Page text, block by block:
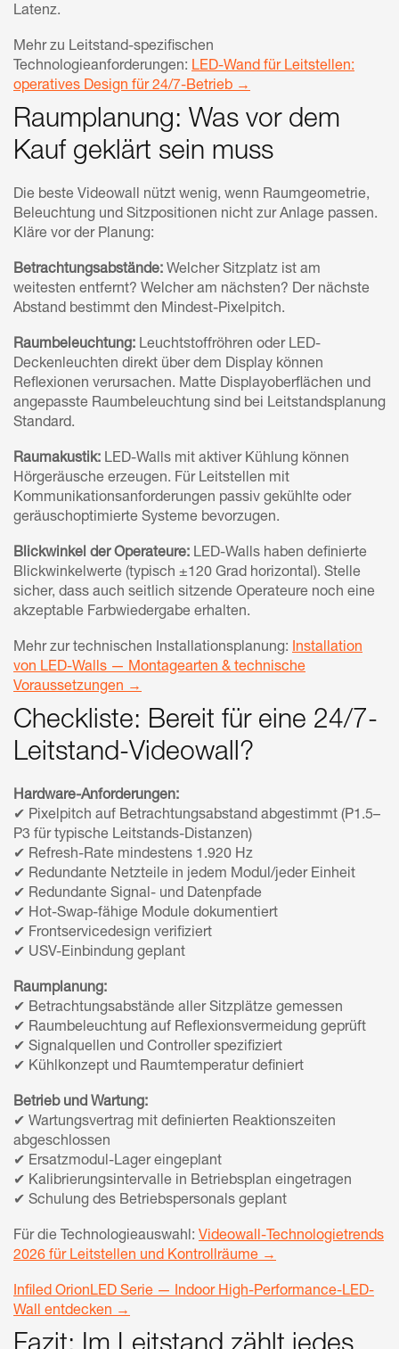
Latenz.
Mehr zu Leitstand-spezifischen
Technologieanforderungen: LED-Wand für Leitstellen:
operatives Design für 24/7-Betrieb →
Raumplanung: Was vor dem
Kauf geklärt sein muss
Die beste Videowall nützt wenig, wenn Raumgeometrie,
Beleuchtung und Sitzpositionen nicht zur Anlage passen.
Kläre vor der Planung:
Betrachtungsabstände: Welcher Sitzplatz ist am
weitesten entfernt? Welcher am nächsten? Der nächste
Abstand bestimmt den Mindest-Pixelpitch.
Raumbeleuchtung: Leuchtstoffröhren oder LED-
Deckenleuchten direkt über dem Display können
Reflexionen verursachen. Matte Displayoberflächen und
angepasste Raumbeleuchtung sind bei Leitstandsplanung
Standard.
Raumakustik: LED-Walls mit aktiver Kühlung können
Hörgeräusche erzeugen. Für Leitstellen mit
Kommunikationsanforderungen passiv gekühlte oder
geräuschoptimierte Systeme bevorzugen.
Blickwinkel der Operateure: LED-Walls haben definierte
Blickwinkelwerte (typisch ±120 Grad horizontal). Stelle
sicher, dass auch seitlich sitzende Operateure noch eine
akzeptable Farbwiedergabe erhalten.
Mehr zur technischen Installationsplanung: Installation
von LED-Walls — Montagearten & technische
Voraussetzungen →
Checkliste: Bereit für eine 24/7-
Leitstand-Videowall?
Hardware-Anforderungen:
✔ Pixelpitch auf Betrachtungsabstand abgestimmt (P1.5–
P3 für typische Leitstands-Distanzen)
✔ Refresh-Rate mindestens 1.920 Hz
✔ Redundante Netzteile in jedem Modul/jeder Einheit
✔ Redundante Signal- und Datenpfade
✔ Hot-Swap-fähige Module dokumentiert
✔ Frontservicedesign verifiziert
✔ USV-Einbindung geplant
Raumplanung:
✔ Betrachtungsabstände aller Sitzplätze gemessen
✔ Raumbeleuchtung auf Reflexionsvermeidung geprüft
✔ Signalquellen und Controller spezifiziert
✔ Kühlkonzept und Raumtemperatur definiert
Betrieb und Wartung:
✔ Wartungsvertrag mit definierten Reaktionszeiten
abgeschlossen
✔ Ersatzmodul-Lager eingeplant
✔ Kalibrierungsintervalle in Betriebsplan eingetragen
✔ Schulung des Betriebspersonals geplant
Für die Technologieauswahl: Videowall-Technologietrends
2026 für Leitstellen und Kontrollräume →
Infiled OrionLED Serie — Indoor High-Performance-LED-
Wall entdecken →